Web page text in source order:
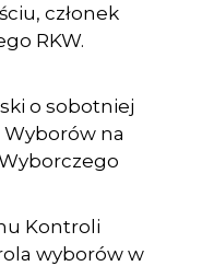
członek
RKW.
o sobotniej
na
Kontroli
wyborów w